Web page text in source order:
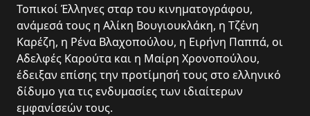
Τοπικοί Έλληνες σταρ του κινηματογράφου,
ανάμεσά τους η Αλίκη Βουγιουκλάκη, η Τζένη
Καρέζη, η Ρένα Βλαχοπούλου, η Ειρήνη Παππά, οι
Αδελφές Καρούτα και η Μαίρη Χρονοπούλου,
έδειξαν επίσης την προτίμησή τους στο ελληνικό
δίδυμο για τις ενδυμασίες των ιδιαίτερων
εμφανίσεών τους.